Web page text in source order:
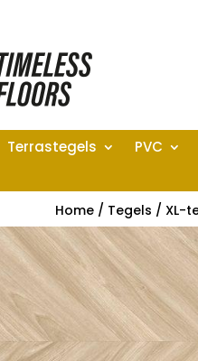
Terrastegels PVC
Home/ Tegels / XL-